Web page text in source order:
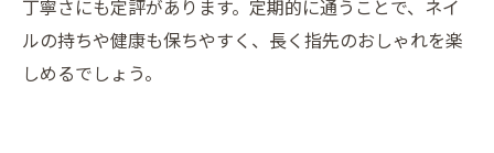
丁寧さにも定評があります。定期的に通うことで、ネイ
ルの持ちや健康も保ちやすく、長く指先のおしゃれを楽
しめるでしょう。